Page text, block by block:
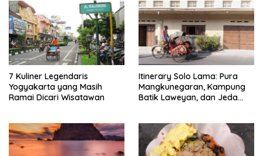
7 Kuliner Legendaris
Yogyakarta yang Masih
Ramai Dicari Wisatawan
Itinerary Solo Lama: Pura
Mangkunegaran, Kampung
Batik Laweyan, dan Jeda